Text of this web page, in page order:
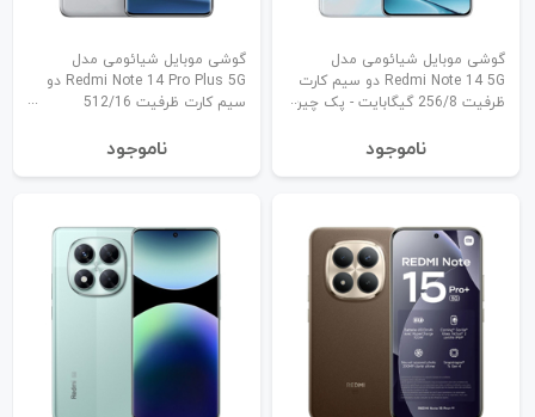
گوشی موبایل شیائومی مدل
Redmi Note 14 5G دو سیم کارت
ظرفیت 256/8 گیگابایت - پک چین
نا‌موجود
گوشی موبایل شیائومی مدل
Redmi Note 14 Pro Plus 5G دو
سیم کارت ظرفیت 512/16
نا‌موجود